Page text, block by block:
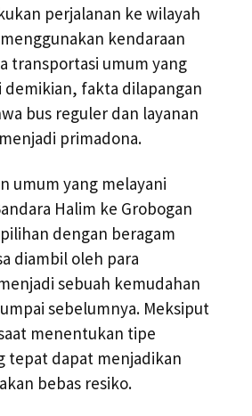
perjalanan ke wilayah
kendaraan
transportasi umum yang
demikian, fakta dilapangan
bus reguler dan layanan
primadona.
umum yang melayani
Halim ke Grobogan
dengan beragam
diambil oleh para
sebuah kemudahan
sebelumnya. Meksiput
menentukan tipe
tepat dapat menjadikan
bebas resiko.